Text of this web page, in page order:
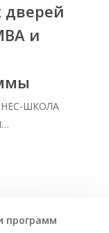
и
ШКОЛА
программ